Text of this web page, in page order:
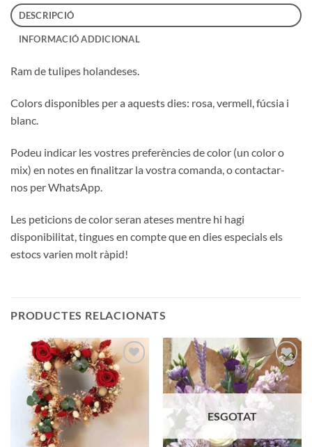
DESCRIPCIÓ
INFORMACIÓ ADDICIONAL
Ram de tulipes holandeses.
Colors disponibles per a aquests dies: rosa, vermell, fúcsia i
blanc.
Podeu indicar les vostres preferències de color (un color o
mix) en notes en finalitzar la vostra comanda, o contactar-
nos per WhatsApp.
Les peticions de color seran ateses mentre hi hagi
disponibilitat, tingues en compte que en dies especials els
estocs varien molt ràpid!
PRODUCTES RELACIONATS
Añadir
a la
lista de
deseos
Añadir
a la
lista de
deseos
ESGOTAT